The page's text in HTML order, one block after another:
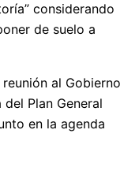
considerando
de suelo a
al Gobierno
Plan General
en la agenda